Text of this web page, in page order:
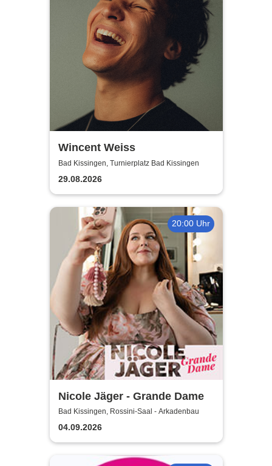
Wincent Weiss
Bad Kissingen, Turnierplatz Bad Kissingen
29.08.2026
20:00 Uhr
Nicole Jäger - Grande Dame
Bad Kissingen, Rossini-Saal - Arkadenbau
04.09.2026